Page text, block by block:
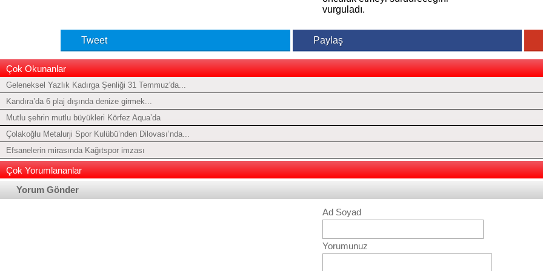
vurguladı.
Tweet Paylaş
Çok Okunanlar
Geleneksel Yazlık Kadırga Şenliği 31 Temmuz'da...
Kandıra’da 6 plaj dışında denize girmek...
Mutlu şehrin mutlu büyükleri Körfez Aqua’da
Çolakoğlu Metalurji Spor Kulübü’nden Dilovası’nda...
Efsanelerin mirasında Kağıtspor imzası
Çok Yorumlananlar
Yorum Gönder
Ad Soyad
Yorumunuz